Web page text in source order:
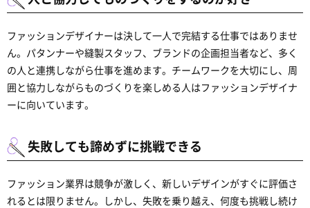
ファッションデザイナーは決して一人で完結する仕事ではありませ
ん。パタンナーや縫製スタッフ、ブランドの企画担当者など、多く
の人と連携しながら仕事を進めます。チームワークを大切にし、周
囲と協力しながらものづくりを楽しめる人はファッションデザイナ
ーに向いています。
失敗しても諦めずに挑戦できる
ファッション業界は競争が激しく、新しいデザインがすぐに評価さ
れるとは限りません。しかし、失敗を乗り越え、何度も挑戦し続け